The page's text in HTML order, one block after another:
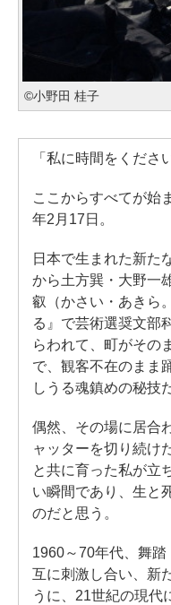
©小野田 桂子
「私に時間をくださ
ここからすべてが始
年2月17日。
日本で生まれた新た
から土方巽・大野一
叡（かさい・あきら
る』で芸術選奨文部
らわれて、町がその
で、観客不在のまま
しうる魂鎮めの秘技
偶然、その場に居合
ャッターを切り続け
と共に育った私が立
い瞬間であり、生と
のだと思う。
1960～70年代、舞
互に刺激し合い、新
うに、21世紀の現代